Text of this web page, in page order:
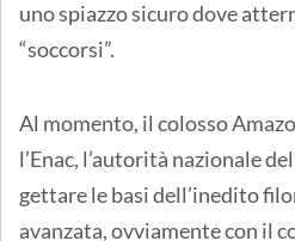
uno spiazzo sicuro dove
“soccorsi”.
Al momento, il colosso
l’Enac, l’autorità nazionale
gettare le basi dell’inedito
avanzata, ovviamente con il